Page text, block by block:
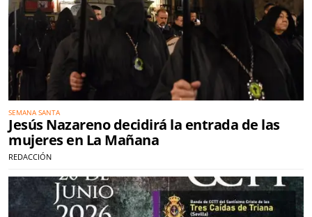
SEMANA SANTA
Jesús Nazareno decidirá la entrada de las
mujeres en La Mañana
REDACCIÓN